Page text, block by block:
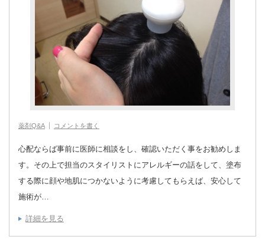
薬剤Q&A コメントを書く
心配ならば事前に医師に相談をし、確認いただく事をお勧めしま
す。その上で担当のスタイリストにアレルギーの話をして、塗布
する際に顔や地肌につかないように考慮してもらえば、安心して
施術が…
詳細を見る